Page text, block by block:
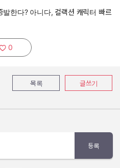
한다? 아니다, 컬랙션 캐릭터 빠르
천하기:
0
목록 글쓰기
등록